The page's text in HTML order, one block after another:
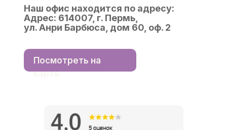
Наш офис находится по адресу:
Адрес: 614007, г. Пермь,
ул. Анри Барбюса, дом 60, оф. 2
Посмотреть на
карте